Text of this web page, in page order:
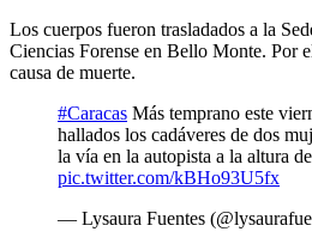
Los cuerpos fueron trasladados a la
Ciencias Forense en Bello Monte. Por
causa de muerte.
#Caracas Más temprano este
hallados los cadáveres de dos
la vía en la autopista a la altura
pic.twitter.com/kBHo93U5fx
— Lysaura Fuentes